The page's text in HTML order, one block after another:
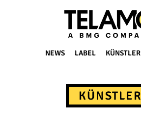
TELAMO
NEWS LABEL KÜNSTLER
KÜNSTLER